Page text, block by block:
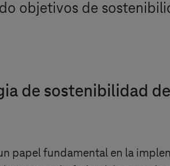
objetivos de
de sostenibilidad
papel fundamental en la